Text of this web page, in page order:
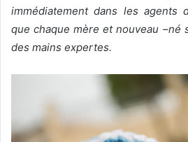
e
r
c
r
immédiatement dans les agents
que chaque mère et nouveau –né
des mains expertes.